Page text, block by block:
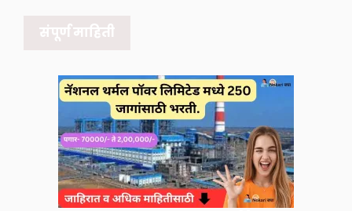
संपूर्ण माहिती